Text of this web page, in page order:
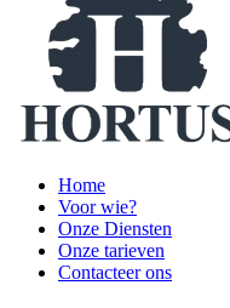
Home
Voor wie?
Onze Diensten
Onze tarieven
Contacteer ons